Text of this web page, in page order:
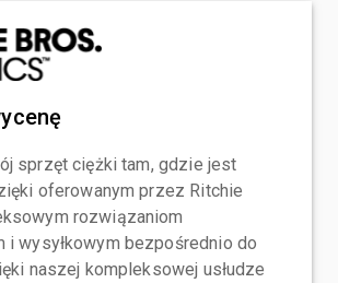
sprzęt ciężki tam, gdzie jest
oferowanym przez Ritchie
rozwiązaniom
i wysyłkowym bezpośrednio do
naszej kompleksowej usłudze